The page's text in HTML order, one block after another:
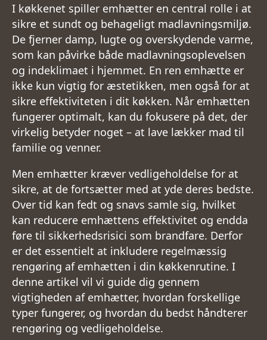
I køkkenet spiller emhætter en central rolle i at
sikre et sundt og behageligt madlavningsmiljø.
De fjerner damp, lugte og overskydende varme,
som kan påvirke både madlavningsoplevelsen
og indeklimaet i hjemmet. En ren emhætte er
ikke kun vigtig for æstetikken, men også for at
sikre effektiviteten i dit køkken. Når emhætten
fungerer optimalt, kan du fokusere på det, der
virkelig betyder noget – at lave lækker mad til
familie og venner.
Men emhætter kræver vedligeholdelse for at
sikre, at de fortsætter med at yde deres bedste.
Over tid kan fedt og snavs samle sig, hvilket
kan reducere emhættens effektivitet og endda
føre til sikkerhedsrisici som brandfare. Derfor
er det essentielt at inkludere regelmæssig
rengøring af emhætten i din køkkenrutine. I
denne artikel vil vi guide dig gennem
vigtigheden af emhætter, hvordan forskellige
typer fungerer, og hvordan du bedst håndterer
rengøring og vedligeholdelse.